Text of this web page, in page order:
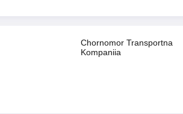
Chornomor Transportna
Kompaniia